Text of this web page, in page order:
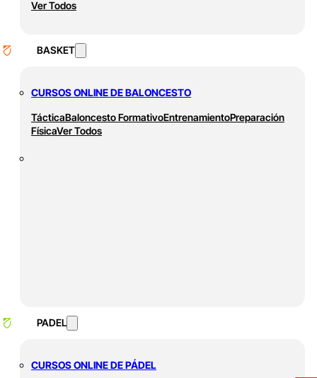
Ver Todos
BASKET
CURSOS ONLINE DE BALONCESTO
TácticaBaloncesto FormativoEntrenamientoPreparación
FísicaVer Todos
PADEL
CURSOS ONLINE DE PÁDEL